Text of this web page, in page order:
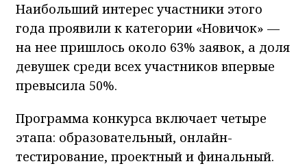
Наибольший интерес участники этого
года проявили к категории «Новичок» —
на нее пришлось около 63% заявок, а доля
девушек среди всех участников впервые
превысила 50%.
Программа конкурса включает четыре
этапа: образовательный, онлайн-
тестирование, проектный и финальный.